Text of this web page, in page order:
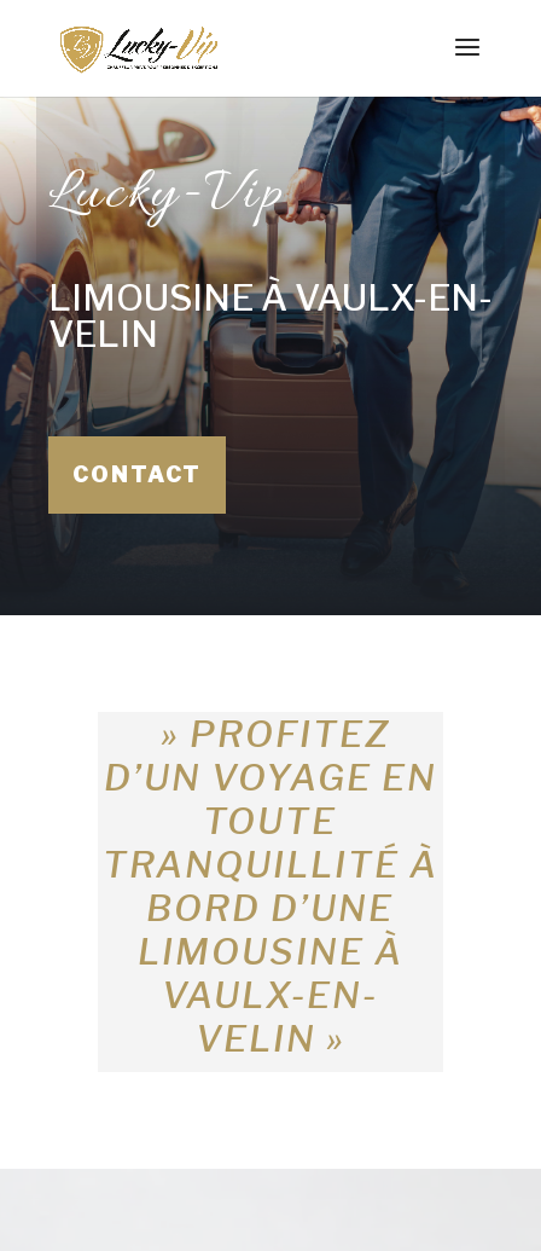
Lucky-Vip
LIMOUSINE À VAULX-EN-
VELIN
CONTACT
» PROFITEZ
D’UN VOYAGE EN
TOUTE
TRANQUILLITÉ À
BORD D’UNE
LIMOUSINE À
VAULX-EN-
VELIN »